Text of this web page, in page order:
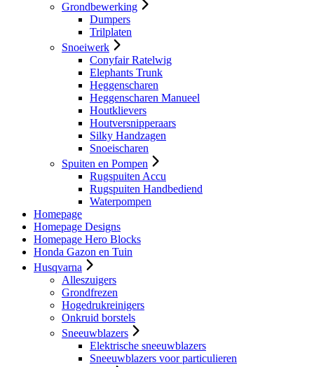
Grondbewerking
Dumpers
Trilplaten
Snoeiwerk
Conyfair Ratelwig
Elephants Trunk
Heggenscharen
Heggenscharen Manueel
Houtklievers
Houtversnipperaars
Silky Handzagen
Snoeischaren
Spuiten en Pompen
Rugspuiten Accu
Rugspuiten Handbediend
Waterpompen
Homepage
Homepage Designs
Homepage Hero Blocks
Honda Gazon en Tuin
Husqvarna
Alleszuigers
Grondfrezen
Hogedrukreinigers
Onkruid borstels
Sneeuwblazers
Elektrische sneeuwblazers
Sneeuwblazers voor particulieren